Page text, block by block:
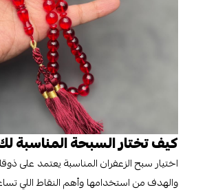
كيف تختار السبحة المناسبة لك؟
اختيار سبح الزعفران المناسبة يعتمد على ذوقك
والهدف من استخدامها وأهم النقاط اللي تساعدك